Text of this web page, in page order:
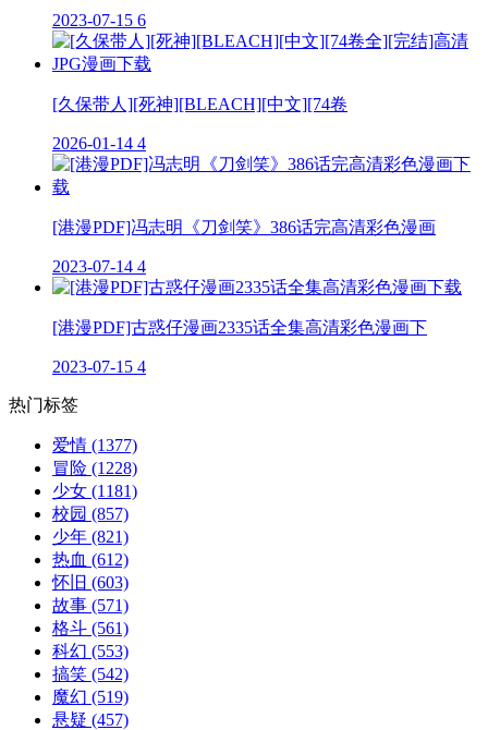
2023-07-15 6
[久保带人][死神][BLEACH][中文][74卷
2026-01-14 4
[港漫PDF]冯志明《刀剑笑》386话完高清彩色漫画
2023-07-14 4
[港漫PDF]古惑仔漫画2335话全集高清彩色漫画下
2023-07-15 4
热门标签
爱情 (1377)
冒险 (1228)
少女 (1181)
校园 (857)
少年 (821)
热血 (612)
怀旧 (603)
故事 (571)
格斗 (561)
科幻 (553)
搞笑 (542)
魔幻 (519)
悬疑 (457)